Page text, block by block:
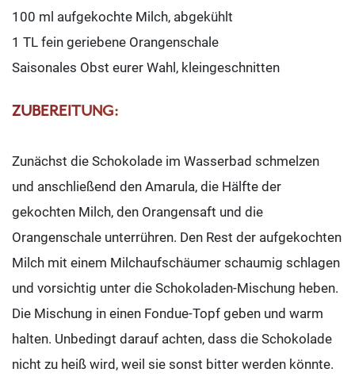
100 ml aufgekochte Milch, abgekühlt
1 TL fein geriebene Orangenschale
Saisonales Obst eurer Wahl, kleingeschnitten
ZUBEREITUNG:
Zunächst die Schokolade im Wasserbad schmelzen
und anschließend den Amarula, die Hälfte der
gekochten Milch, den Orangensaft und die
Orangenschale unterrühren. Den Rest der aufgekochten
Milch mit einem Milchaufschäumer schaumig schlagen
und vorsichtig unter die Schokoladen-Mischung heben.
Die Mischung in einen Fondue-Topf geben und warm
halten. Unbedingt darauf achten, dass die Schokolade
nicht zu heiß wird, weil sie sonst bitter werden könnte.